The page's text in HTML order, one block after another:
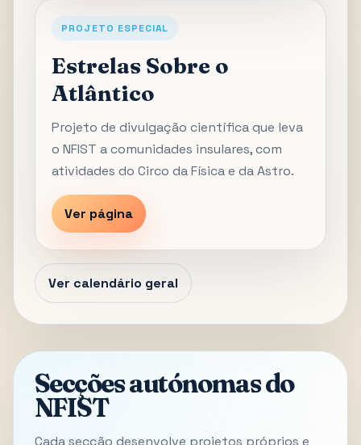
PROJETO ESPECIAL
Estrelas Sobre o
Atlântico
Projeto de divulgação científica que leva
o NFIST a comunidades insulares, com
atividades do Circo da Física e da Astro.
Ver página
Ver calendário geral
Secções autónomas do
NFIST
Cada secção desenvolve projetos próprios e